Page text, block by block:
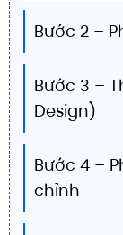
Bước 2 –
Bước 3 –
Design)
Bước 4 –
chỉnh